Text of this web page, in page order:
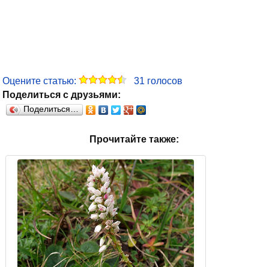
Оцените статью: 31 голосов
Поделиться с друзьями:
Поделиться…
Прочитайте также: